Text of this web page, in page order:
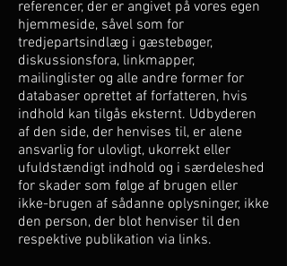
referencer, der er angivet på vores egen
hjemmeside, såvel som for
tredjepartsindlæg i gæstebøger,
diskussionsfora, linkmapper,
mailinglister og alle andre former for
databaser oprettet af forfatteren, hvis
indhold kan tilgås eksternt. Udbyderen
af den side, der henvises til, er alene
ansvarlig for ulovligt, ukorrekt eller
ufuldstændigt indhold og i særdeleshed
for skader som følge af brugen eller
ikke-brugen af sådanne oplysninger, ikke
den person, der blot henviser til den
respektive publikation via links.